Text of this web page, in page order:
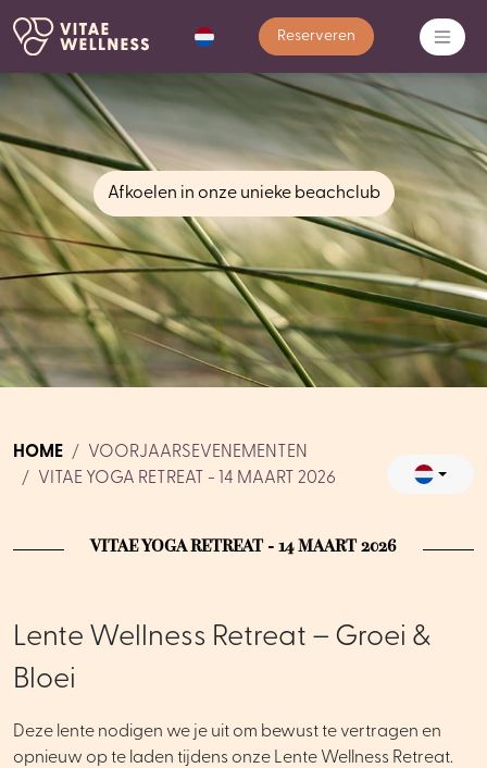
Reserveren
Afkoelen in onze unieke beachclub
HOME
VOORJAARSEVENEMENTEN
VITAE YOGA RETREAT - 14 MAART 2026
VITAE YOGA RETREAT - 14 MAART 2026
Lente Wellness Retreat – Groei &
Bloei
Deze lente nodigen we je uit om bewust te vertragen en
opnieuw op te laden tijdens onze Lente Wellness Retreat.